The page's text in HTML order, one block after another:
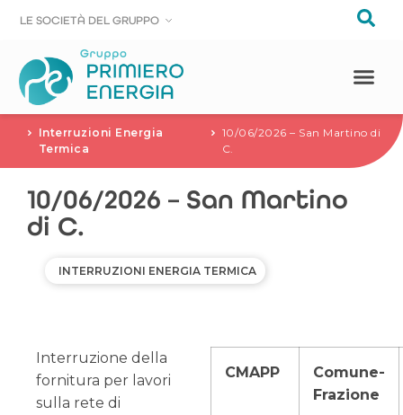
LE SOCIETÀ DEL GRUPPO
LE SOCIETÀ DEL GRUPPO
Interruzioni Energia
Termica
10/06/2026 – San Martino di
C.
10/06/2026 – San Martino
di C.
INTERRUZIONI ENERGIA TERMICA
Interruzione della
fornitura per lavori
sulla rete di
CMAPP
Comune-
Frazione